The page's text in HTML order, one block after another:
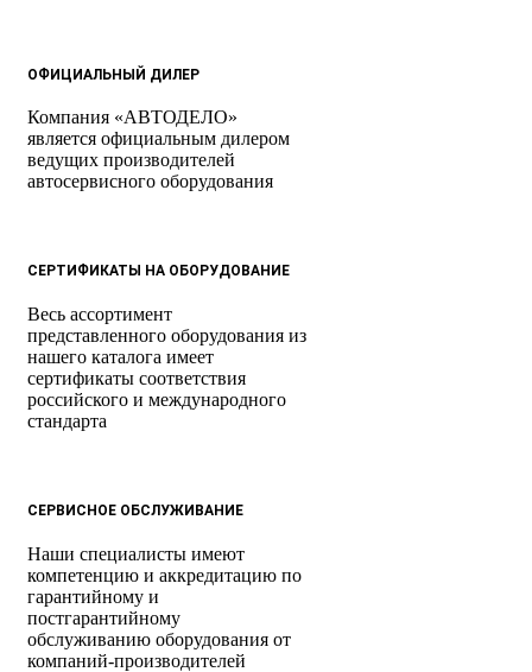
ОФИЦИАЛЬНЫЙ ДИЛЕР
Компания «АВТОДЕЛО»
является официальным дилером
ведущих производителей
автосервисного оборудования
СЕРТИФИКАТЫ НА ОБОРУДОВАНИЕ
Весь ассортимент
представленного оборудования из
нашего каталога имеет
сертификаты соответствия
российского и международного
стандарта
СЕРВИСНОЕ ОБСЛУЖИВАНИЕ
Наши специалисты имеют
компетенцию и аккредитацию по
гарантийному и
постгарантийному
обслуживанию оборудования от
компаний-производителей